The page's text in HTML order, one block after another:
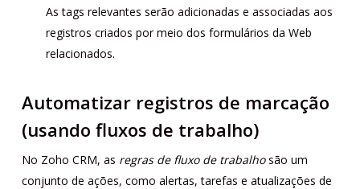
As tags relevantes serão adicionadas e associadas aos
registros criados por meio dos formulários da Web
relacionados.
Automatizar registros de marcação
(usando fluxos de trabalho)
No Zoho CRM, as regras de fluxo de trabalhosão um
conjunto de ações, como alertas, tarefas e atualizações de